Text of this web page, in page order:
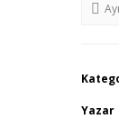
Yazar